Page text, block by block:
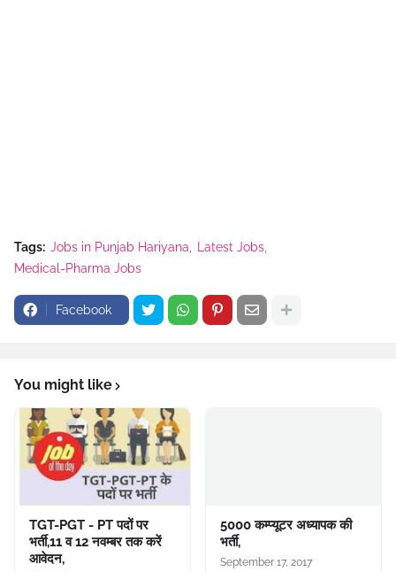
Tags: Jobs in Punjab Hariyana
Latest Jobs
Medical-Pharma Jobs
Facebook
You might like
TGT-PGT - PT पदों पर
भर्ती,11 व 12 नवम्बर तक करें
आवेदन,
5000 कम्प्यूटर अध्यापक की
भर्ती,
September 17, 2017